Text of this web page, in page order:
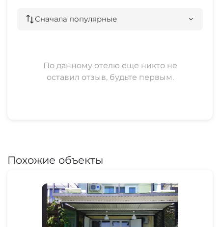
Сначала популярные
По данному отелю еще никто не
оставил отзыв, будьте первым.
Похожие объекты